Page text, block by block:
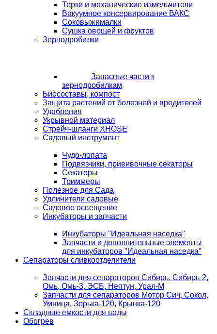
Терки и механические измельчители
Вакуумное консервирование ВАКС
Соковыжималки
Сушка овощей и фруктов
Зернодробилки
Запасные части к
зернодробилкам
Биосоставы, компост
Защита растений от болезней и вредителей
Удобрения
Укрывной материал
Стрейч-шланги XHOSE
Садовый инструмент
Чудо-лопата
Подвязчики, прививочные секаторы
Секаторы
Триммеры
Полезное для Сада
Удлинители садовые
Садовое освещение
Инкубаторы и запчасти
Инкубаторы "Идеальная наседка"
Запчасти и дополнительные элементы
для инкубаторов "Идеальная наседка"
Сепараторы сливкоотделители
Запчасти для сепараторов Сибирь, Сибирь-2,
Омь, Омь-3, ЭСБ, Нептун, Урал-М
Запчасти для сепараторов Мотор Сич, Сокол,
Умница, Зорька-120, Крынка-120
Складные емкости для воды
Обогрев